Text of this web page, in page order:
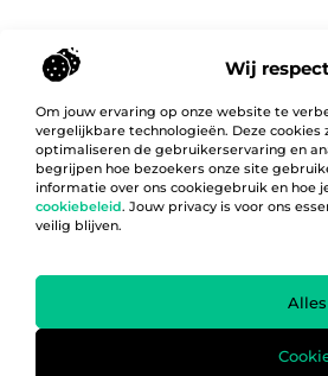
Wij
Om jouw ervaring op onze website te
vergelijkbare technologieën. Deze
optimaliseren de gebruikerservaring en
begrijpen hoe bezoekers onze site
informatie over ons cookiegebruik en hoe
cookiebeleid. Jouw privacy is voor ons
veilig blijven.